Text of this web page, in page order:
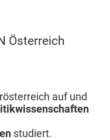
Österreich
auf und
studiert.